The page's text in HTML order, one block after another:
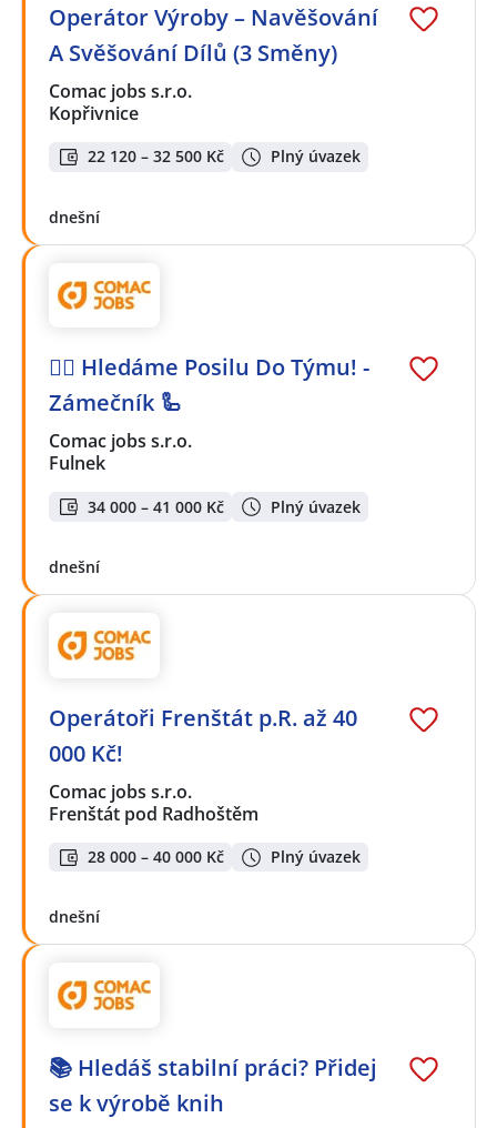
Operátor Výroby – Navěšování
A Svěšování Dílů (3 Směny)
Comac jobs s.r.o.
Kopřivnice
22 120 – 32 500 Kč Plný úvazek
dnešní
🕵️‍♂️ Hledáme Posilu Do Týmu! -
Zámečník 🦾
Comac jobs s.r.o.
Fulnek
34 000 – 41 000 Kč Plný úvazek
dnešní
Operátoři Frenštát p.R. až 40
000 Kč!
Comac jobs s.r.o.
Frenštát pod Radhoštěm
28 000 – 40 000 Kč Plný úvazek
dnešní
📚 Hledáš stabilní práci? Přidej
se k výrobě knih